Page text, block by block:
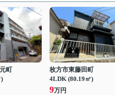
町
枚方市東藤田町
4LDK (80.19㎡)
9万円